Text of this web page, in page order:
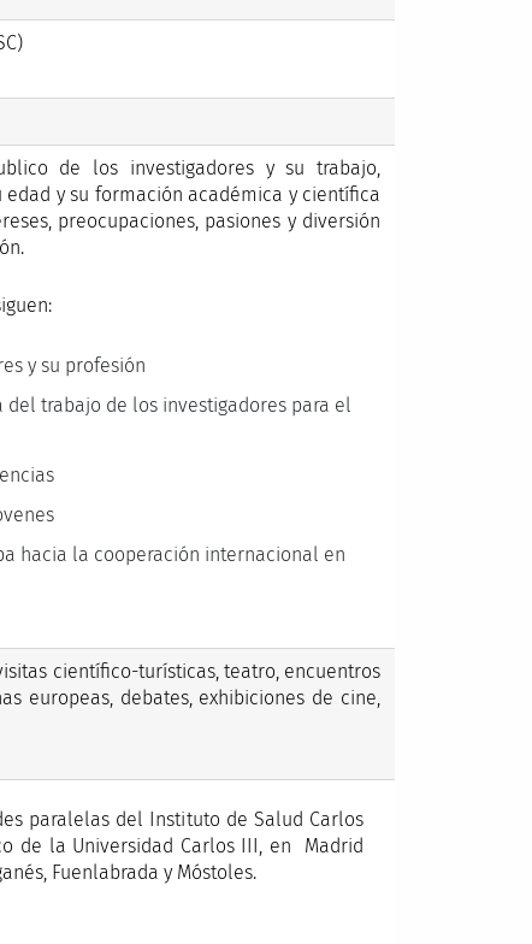
de los investigadores y su trabajo,
y su formación académica y científica
preocupaciones, pasiones y diversión
y su profesión
trabajo de los investigadores para el
hacia la cooperación internacional en
científico-turísticas, teatro, encuentros
europeas, debates, exhibiciones de cine,
paralelas del Instituto de Salud Carlos
de la Universidad Carlos III, en Madrid
Fuenlabrada y Móstoles.